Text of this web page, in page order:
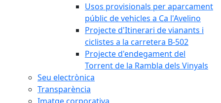
Usos provisionals per aparcament
públic de vehicles a Ca l'Avelino
Projecte d'Itinerari de vianants i
ciclistes a la carretera B-502
Projecte d'endegament del
Torrent de la Rambla dels Vinyals
Seu electrònica
Transparència